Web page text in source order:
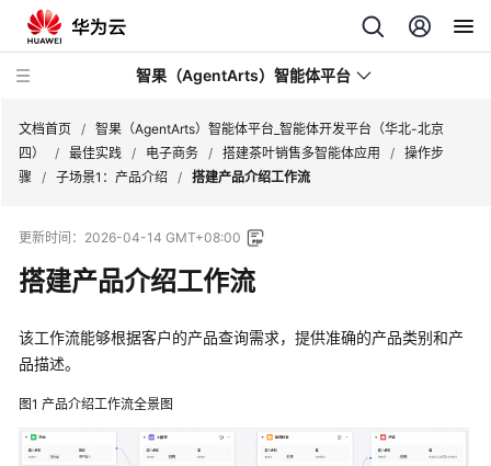
智果（AgentArts）智能体平台
动
态
品
介
绍
开
文档首页 / 智果（AgentArts）智能体平台_智能体开发平台（华北-北京
四）
/ 最佳实践 / 电子商务 / 搭建茶叶销售多智能体应用 / 操作步
骤
/ 子场景1：产品介绍 / 搭建产品介绍工作流
更新时间： 2026-04-14 GMT+08:00
搭建产品介绍工作流
该工作流能够根据客户的产品查询需求，提供准确的产品类别和产
品描述。
图1 产品介绍工作流全景图